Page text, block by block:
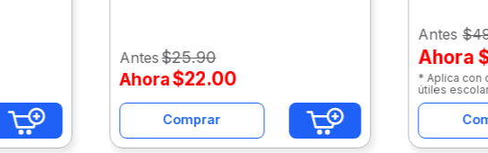
Antes$25.90
Ahora$22.00
Comprar
Antes
Ahora
* Aplica con
útiles